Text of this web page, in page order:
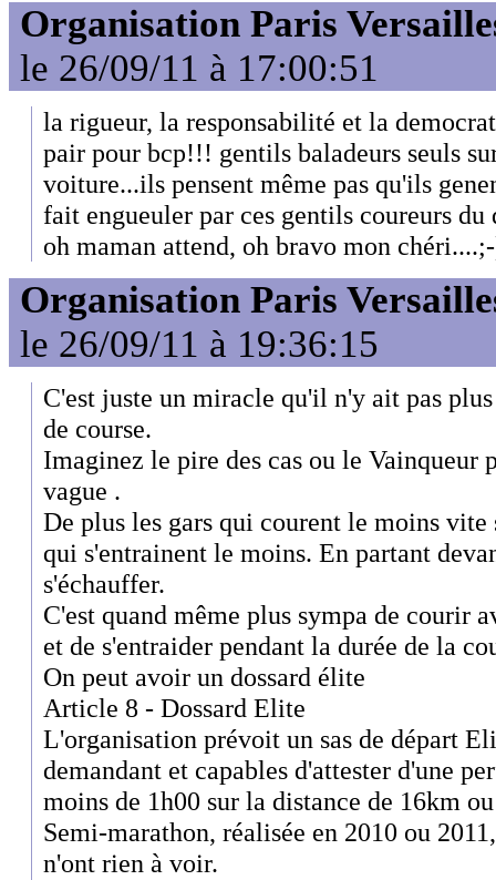
Organisation Paris
le 26/09/11 à 17:00:51
la rigueur, la responsabilité et la
pair pour bcp!!! gentils baladeurs seuls
voiture...ils pensent même pas qu'ils
fait engueuler par ces gentils coureurs
oh maman attend, oh bravo mon
Organisation Paris
le 26/09/11 à 19:36:15
C'est juste un miracle qu'il n'y ait pas
de course.
Imaginez le pire des cas ou le Vainqueur
vague .
De plus les gars qui courent le moins
qui s'entrainent le moins. En partant
s'échauffer.
C'est quand même plus sympa de courir
et de s'entraider pendant la durée de la
On peut avoir un dossard élite
Article 8 - Dossard Elite
L'organisation prévoit un sas de départ
demandant et capables d'attester d'une
moins de 1h00 sur la distance de 16km
Semi-marathon, réalisée en 2010 ou
n'ont rien à voir.